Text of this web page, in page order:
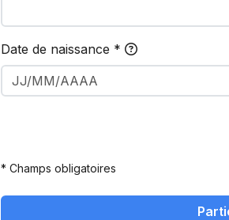
Date de naissance *
* Champs obligatoires